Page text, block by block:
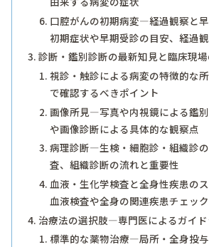
口腔がんの初期病変―経過観察と
初期症状や早期受診の目安、経過
診断・鑑別診断の最新知見と臨床現
視診・触診による病変の特徴的な
で確認するべきポイント
画像所見―写真や内視鏡による鑑
や画像診断による具体的な観察点
病理診断―生検・細胞診・組織診
査、組織診断の流れと重要性
血液・生化学検査と全身性疾患の
血液検査や全身の関連疾患チェック
治療法の選択肢―専門医によるガイ
標準的な薬物治療―局所・全身投